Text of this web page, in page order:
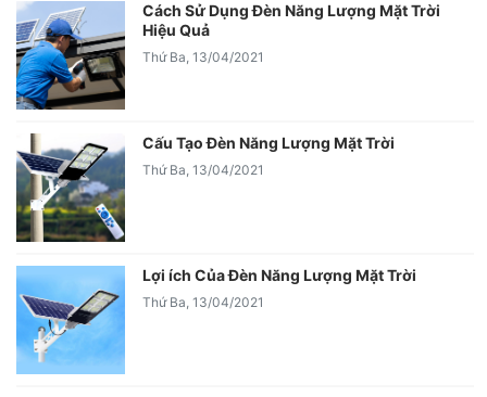
Cách Sử Dụng Đèn Năng Lượng Mặt Trời
Hiệu Quả
Thứ Ba, 13/04/2021
Cấu Tạo Đèn Năng Lượng Mặt Trời
Thứ Ba, 13/04/2021
Lợi ích Của Đèn Năng Lượng Mặt Trời
Thứ Ba, 13/04/2021